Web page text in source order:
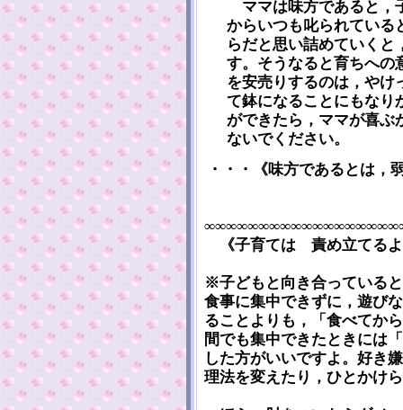
ママは味方であると，
からいつも叱られている
らだと思い詰めていく
す。そうなると育ちへの
を安売りするのは，やけ
て鉢になることにもなり
ができたら，ママが喜ぶ
ないでください。
・・・《味方であるとは，
《子育ては 責め立てる
※子どもと向き合っている
食事に集中できずに，遊び
ることよりも，「食べてか
間でも集中できたときには
した方がいいですよ。好き
理法を変えたり，ひとかけ